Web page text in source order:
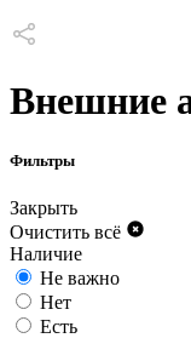
Внешние
Фильтры
Закрыть
Очистить всё
Наличие
Не важно
Нет
Есть